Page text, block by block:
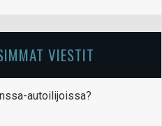
VIESTIT
autoilijoissa?